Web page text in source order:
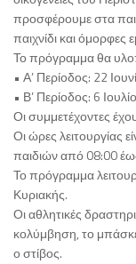
προσφέρουμε στα
παιχνίδι και όμορφες
Το πρόγραμμα θα
• Α’ Περίοδος: 22
• Β’ Περίοδος: 6
Οι συμμετέχοντες
Οι ώρες λειτουργίας
παιδιών από 08:00
Το πρόγραμμα
Κυριακής.
Οι αθλητικές
κολύμβηση, το
ο στίβος.